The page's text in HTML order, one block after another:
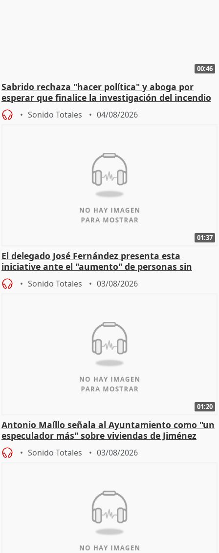
00:46
Sabrido rechaza "hacer política" y aboga por
esperar que finalice la investigación del incendio
Sonido Totales 04/08/2026
01:37
El delegado José Fernández presenta esta
iniciative ante el "aumento" de personas sin
hogar en Madri
Sonido Totales 03/08/2026
01:20
Antonio Maíllo señala al Ayuntamiento como "un
especulador más" sobre viviendas de Jiménez
Becerril
Sonido Totales 03/08/2026